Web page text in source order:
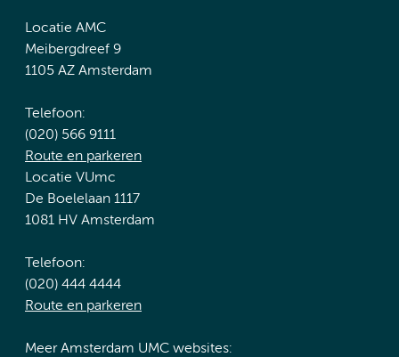
Locatie AMC
Meibergdreef 9
1105 AZ Amsterdam
Telefoon:
(020) 566 9111
Route en parkeren
Locatie VUmc
De Boelelaan 1117
1081 HV Amsterdam
Telefoon:
(020) 444 4444
Route en parkeren
Meer Amsterdam UMC websites: